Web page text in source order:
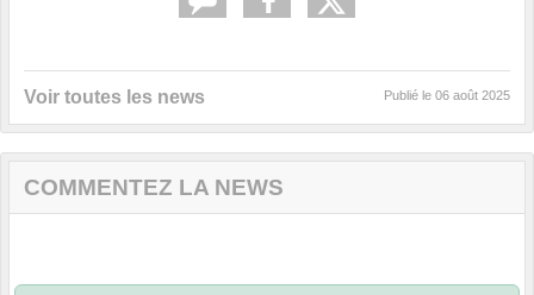
Voir toutes les news Publié le 06 août 2025
COMMENTEZ LA NEWS